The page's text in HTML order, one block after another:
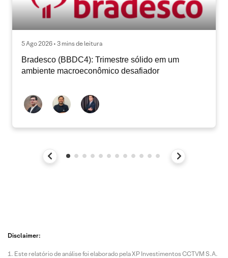
5 Ago 2026 • 3 mins de leitura
Bradesco (BBDC4): Trimestre sólido em um
ambiente macroeconômico desafiador
Disclaimer:
Este relatório de análise foi elaborado pela XP Investimentos CCTVM S.A.